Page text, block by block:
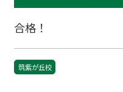
合格！
筑紫が丘校